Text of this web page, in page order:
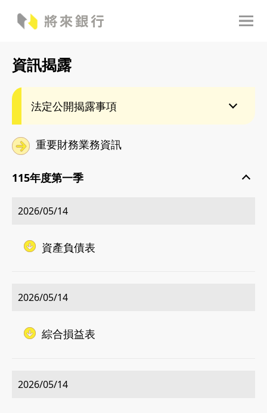
資訊揭露
法定公開揭露事項
重要財務業務資訊
115年度第一季
2026/05/14
資產負債表
2026/05/14
綜合損益表
2026/05/14